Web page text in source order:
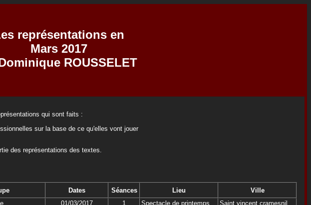
représentations en
Mars 2017
ROUSSELET
qui sont faits :
sur la base de ce qu'elles vont jouer
des représentations des textes.
Dates Séances Lieu
Ville
01/03/2017
1 Spectacle de printemps
Saint vincent cramesnil